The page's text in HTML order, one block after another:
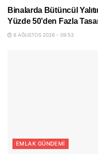
Binalarda Bütüncül
Yüzde 50’den Fazla
6 AĞUSTOS 2026 - 09:53
EMLAK GÜNDEMI